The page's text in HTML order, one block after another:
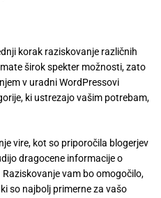
korak raziskovanje različnih
širok spekter možnosti, zato
v uradni WordPressovi
ki ustrezajo vašim potrebam,
vire, kot so priporočila blogerjev
dragocene informacije o
vam bo omogočilo,
so najbolj primerne za vašo